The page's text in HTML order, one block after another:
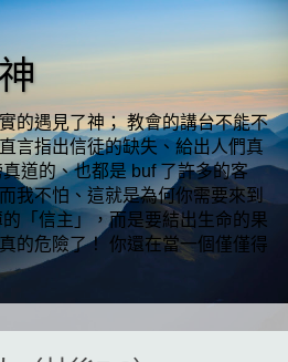
的遇見了神； 教會的講台不能不
言指出信徒的缺失、給出人們真
道的、也都是 buf 了許多的客
我不怕、這就是為何你需要來到
「信主」，而是要結出生命的果
的危險了！ 你還在當一個僅僅得